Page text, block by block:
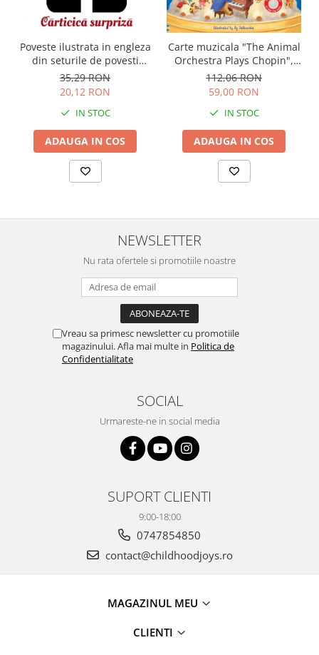
Poveste ilustrata in engleza
din seturile de povesti
Usborne
35,29 RON
20,12 RON
IN STOC
ADAUGA IN COS
Carte muzicala "The Animal
Orchestra Plays Chopin",
cartonata, Usborne
112,06 RON
59,00 RON
IN STOC
ADAUGA IN COS
NEWSLETTER
Nu rata ofertele si promotiile noastre
Vreau sa primesc newsletter cu promotiile
magazinului. Afla mai multe in Politica de
Confidentialitate
SOCIAL
Urmareste-ne in social media
SUPORT CLIENTI
9:00-18:00
0747854850
contact@childhoodjoys.ro
MAGAZINUL MEU
CLIENTI